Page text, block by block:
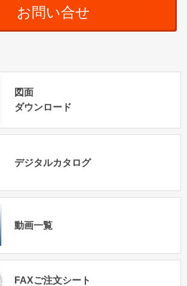
お問い合せ
図面
ダウンロード
デジタルカタログ
動画一覧
FAXご注文シート